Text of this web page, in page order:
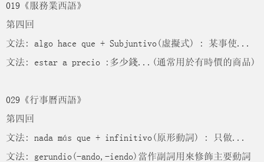
019《服務業西語》
第四回
文法: algo hace que + Subjuntivo(虛擬式) : 某事使...
文法: estar a precio :多少錢...(通常用於有時價的商品)
029《行事曆西語》
第四回
文法: nada más que + infinitivo(原形動詞) : 只做...
文法: gerundio(-ando,-iendo)當作副詞用來修飾主要動詞